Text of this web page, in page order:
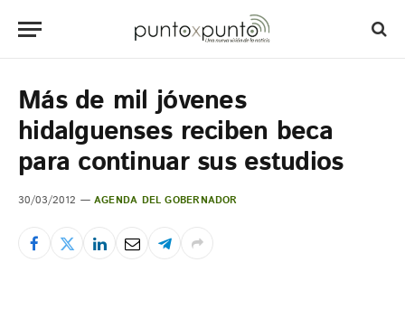
Más de mil jóvenes
hidalguenses reciben beca
para continuar sus estudios
30/03/2012 AGENDA DEL GOBERNADOR